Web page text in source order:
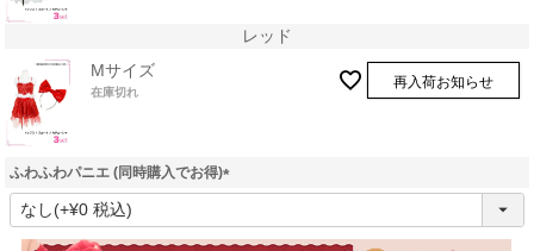
レッド
Mサイズ
在庫切れ
再入荷お知らせ
ふわふわパニエ (同時購入でお得)
(
須